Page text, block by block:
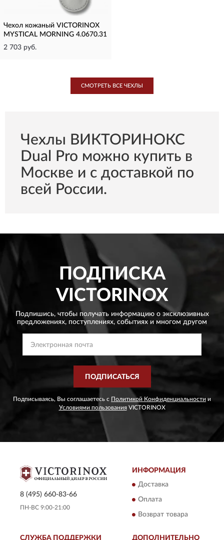
Чехол кожаный VICTORINOX
MYSTICAL MORNING 4.0670.31
2 703 руб.
СМОТРЕТЬ ВСЕ ЧЕХЛЫ
Чехлы ВИКТОРИНОКС
Dual Pro можно купить в
Москве и с доставкой по
всей России.
ПОДПИСКА
VICTORINOX
Подпишись, чтобы получать информацию о эксклюзивных
предложениях, поступлениях, событиях и многом другом
ПОДПИСАТЬСЯ
Подписываясь, Вы соглашаетесь с Политикой Конфиденциальности и
Условиями пользованияVICTORINOX
8 (495) 660-83-66
ПН-ВС 9:00-21:00
ИНФОРМАЦИЯ
Доставка
Оплата
Возврат товара
СЛУЖБА ПОДДЕРЖКИ ДОПОЛНИТЕЛЬНО